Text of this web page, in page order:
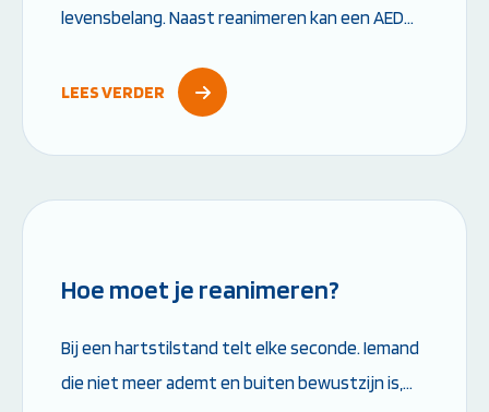
levensbelang. Naast reanimeren kan een AED
hoe werkt een AED precies en wat moet je...
LEES VERDER
Hoe moet je reanimeren?
Bij een hartstilstand telt elke seconde. Iemand
die niet meer ademt en buiten bewustzijn is,